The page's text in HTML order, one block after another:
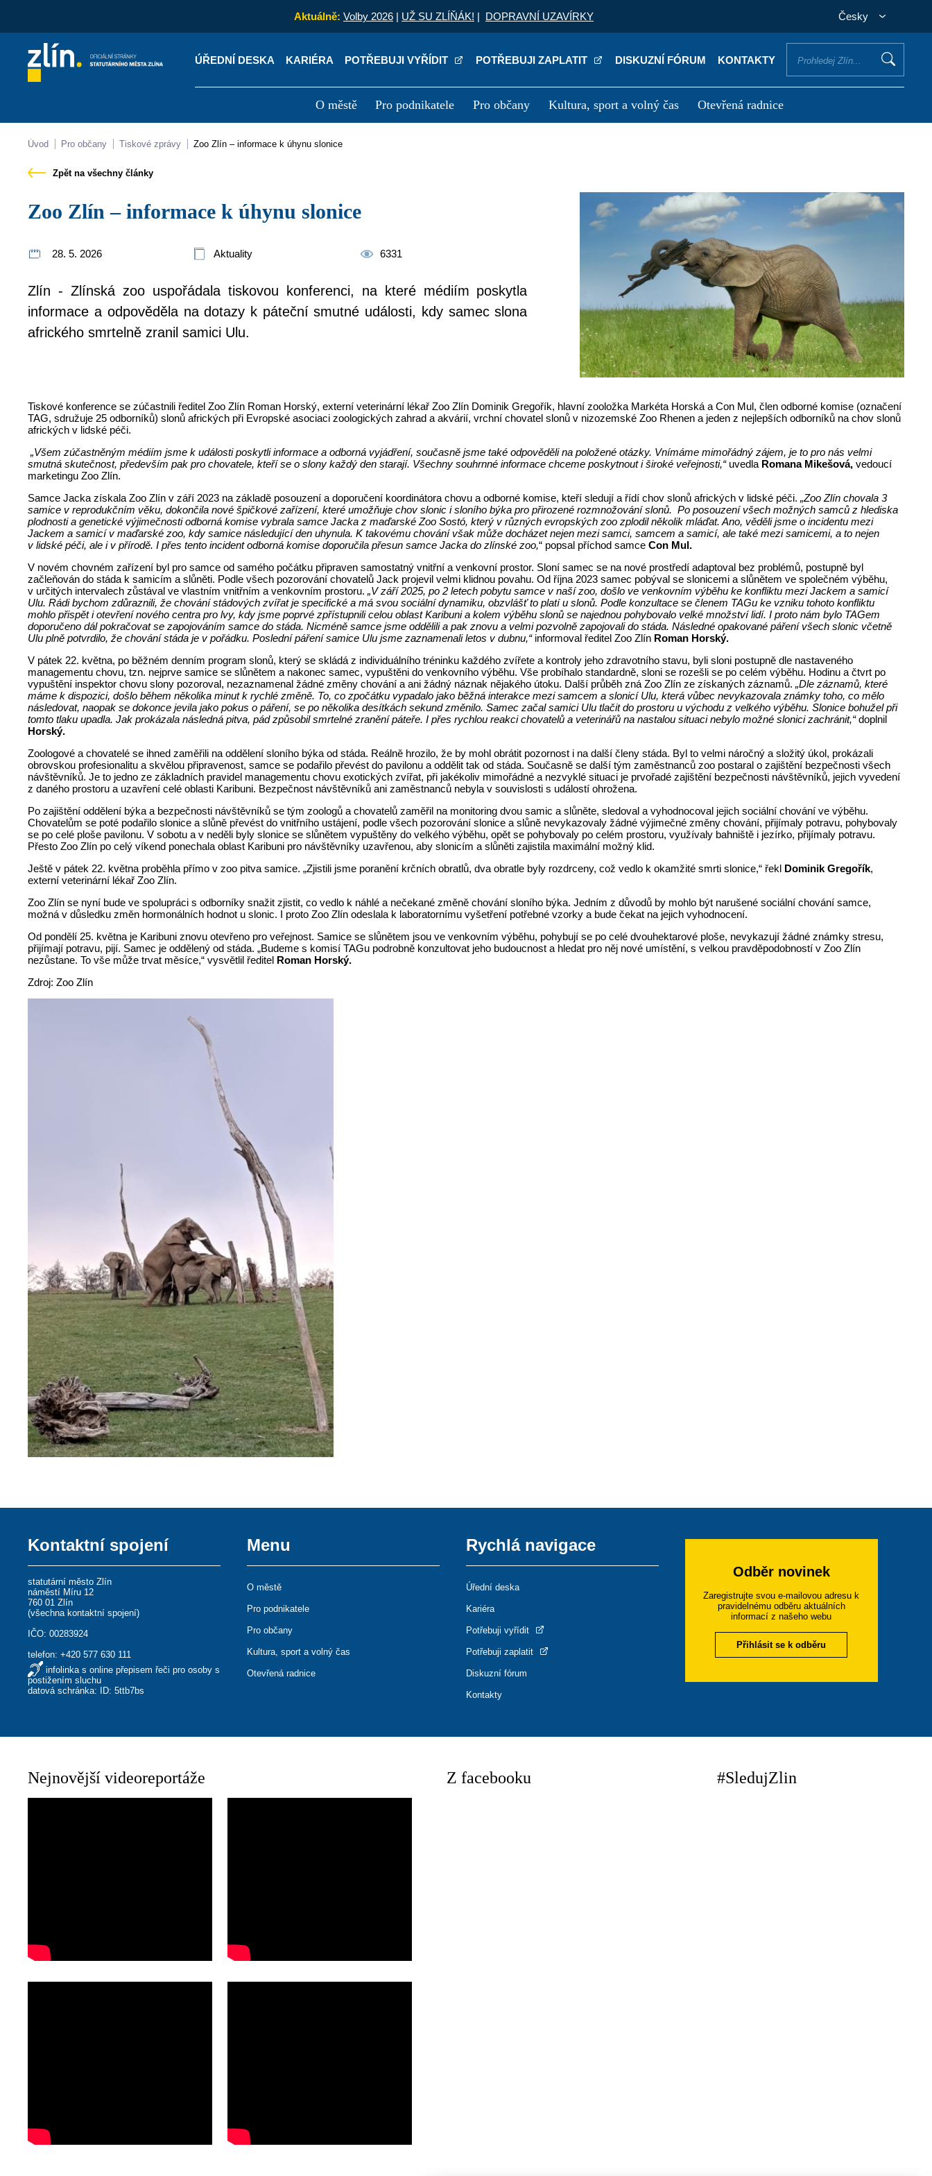
Aktuálně: Volby 2026 | UŽ SU ZLÍŇÁK! | DOPRAVNÍ UZAVÍRKY Česky
ÚŘEDNÍ DESKA KARIÉRA POTŘEBUJI VYŘÍDIT POTŘEBUJI ZAPLATIT DISKUZNÍ FÓRUM KONTAKTY
O městě Pro podnikatele Pro občany Kultura, sport a volný čas Otevřená radnice
Kontakty Úřední deska
Úvod Pro občany Tiskové zprávy Zoo Zlín – informace k úhynu slonice
Zpět na všechny články
Zoo Zlín – informace k úhynu slonice
28. 5. 2026 Aktuality 6331
Zlín - Zlínská zoo uspořádala tiskovou konferenci, na které médiím poskytla
informace a odpověděla na dotazy k páteční smutné události, kdy samec slona
afrického smrtelně zranil samici Ulu.
Tiskové konference se zúčastnili ředitel Zoo Zlín Roman Horský, externí veterinární lékař Zoo Zlín Dominik Gregořík, hlavní zooložka Markéta Horská a Con Mul, člen odborné komise (označení
TAG, sdružuje 25 odborníků) slonů afrických při Evropské asociaci zoologických zahrad a akvárií, vrchní chovatel slonů v nizozemské Zoo Rhenen a jeden z nejlepších odborníků na chov slonů
afrických v lidské péči.
„Všem zúčastněným médiím jsme k události poskytli informace a odborná vyjádření, současně jsme také odpověděli na položené otázky. Vnímáme mimořádný zájem, je to pro nás velmi
smutná skutečnost, především pak pro chovatele, kteří se o slony každý den starají. Všechny souhrnné informace chceme poskytnout i široké veřejnosti,“uvedla Romana Mikešová,vedoucí
marketingu Zoo Zlín.
Samce Jacka získala Zoo Zlín v září 2023 na základě posouzení a doporučení koordinátora chovu a odborné komise, kteří sledují a řídí chov slonů afrických v lidské péči.„Zoo Zlín chovala 3
samice v reprodukčním věku, dokončila nové špičkové zařízení, které umožňuje chov slonic i sloního býka pro přirozené rozmnožování slonů. Po posouzení všech možných samců z hlediska
plodnosti a genetické výjimečnosti odborná komise vybrala samce Jacka z maďarské Zoo Sostó, který v různých evropských zoo zplodil několik mláďat. Ano, věděli jsme o incidentu mezi
Jackem a samicí v maďarské zoo, kdy samice následující den uhynula. K takovému chování však může docházet nejen mezi samci, samcem a samicí, ale také mezi samicemi, a to nejen
v lidské péči, ale i v přírodě. I přes tento incident odborná komise doporučila přesun samce Jacka do zlínské zoo,“ popsal příchod samceCon Mul.
V novém chovném zařízení byl pro samce od samého počátku připraven samostatný vnitřní a venkovní prostor. Sloní samec se na nové prostředí adaptoval bez problémů, postupně byl
začleňován do stáda k samicím a slůněti. Podle všech pozorování chovatelů Jack projevil velmi klidnou povahu. Od října 2023 samec pobýval se slonicemi a slůnětem ve společném výběhu,
v určitých intervalech zůstával ve vlastním vnitřním a venkovním prostoru.„V září 2025, po 2 letech pobytu samce v naší zoo, došlo ve venkovním výběhu ke konfliktu mezi Jackem a samicí
Ulu. Rádi bychom zdůraznili, že chování stádových zvířat je specifické a má svou sociální dynamiku, obzvlášť to platí u slonů. Podle konzultace se členem TAGu ke vzniku tohoto konfliktu
mohlo přispět i otevření nového centra pro lvy, kdy jsme poprvé zpřístupnili celou oblast Karibuni a kolem výběhu slonů se najednou pohybovalo velké množství lidí. I proto nám bylo TAGem
doporučeno dál pokračovat se zapojováním samce do stáda. Nicméně samce jsme oddělili a pak znovu a velmi pozvolně zapojovali do stáda. Následné opakované páření všech slonic včetně
Ulu plně potvrdilo, že chování stáda je v pořádku. Poslední páření samice Ulu jsme zaznamenali letos v dubnu,“informoval ředitel Zoo Zlín Roman Horský.
V pátek 22. května, po běžném denním program slonů, který se skládá z individuálního tréninku každého zvířete a kontroly jeho zdravotního stavu, byli sloni postupně dle nastaveného
managementu chovu, tzn. nejprve samice se slůnětem a nakonec samec, vypuštěni do venkovního výběhu. Vše probíhalo standardně, sloni se rozešli se po celém výběhu. Hodinu a čtvrt po
vypuštění inspektor chovu slony pozoroval, nezaznamenal žádné změny chování a ani žádný náznak nějakého útoku. Další průběh zná Zoo Zlín ze získaných záznamů.„Dle záznamů, které
máme k dispozici, došlo během několika minut k rychlé změně. To, co zpočátku vypadalo jako běžná interakce mezi samcem a slonicí Ulu, která vůbec nevykazovala známky toho, co mělo
následovat, naopak se dokonce jevila jako pokus o páření, se po několika desítkách sekund změnilo. Samec začal samici Ulu tlačit do prostoru u východu z velkého výběhu. Slonice bohužel při
tomto tlaku upadla. Jak prokázala následná pitva, pád způsobil smrtelné zranění páteře. I přes rychlou reakci chovatelů a veterinářů na nastalou situaci nebylo možné slonici zachránit,“doplnil
Horský.
Zoologové a chovatelé se ihned zaměřili na oddělení sloního býka od stáda. Reálně hrozilo, že by mohl obrátit pozornost i na další členy stáda. Byl to velmi náročný a složitý úkol, prokázali
obrovskou profesionalitu a skvělou připravenost, samce se podařilo převést do pavilonu a oddělit tak od stáda. Současně se další tým zaměstnanců zoo postaral o zajištění bezpečnosti všech
návštěvníků. Je to jedno ze základních pravidel managementu chovu exotických zvířat, při jakékoliv mimořádné a nezvyklé situaci je prvořadé zajištění bezpečnosti návštěvníků, jejich vyvedení
z daného prostoru a uzavření celé oblasti Karibuni. Bezpečnost návštěvníků ani zaměstnanců nebyla v souvislosti s událostí ohrožena.
Po zajištění oddělení býka a bezpečnosti návštěvníků se tým zoologů a chovatelů zaměřil na monitoring dvou samic a slůněte, sledoval a vyhodnocoval jejich sociální chování ve výběhu.
Chovatelům se poté podařilo slonice a slůně převést do vnitřního ustájení, podle všech pozorování slonice a slůně nevykazovaly žádné výjimečné změny chování, přijímaly potravu, pohybovaly
se po celé ploše pavilonu. V sobotu a v neděli byly slonice se slůnětem vypuštěny do velkého výběhu, opět se pohybovaly po celém prostoru, využívaly bahniště i jezírko, přijímaly potravu.
Přesto Zoo Zlín po celý víkend ponechala oblast Karibuni pro návštěvníky uzavřenou, aby slonicím a slůněti zajistila maximální možný klid.
Ještě v pátek 22. května proběhla přímo v zoo pitva samice. „Zjistili jsme poranění krčních obratlů, dva obratle byly rozdrceny, což vedlo k okamžité smrti slonice,“ řekl Dominik Gregořík,
externí veterinární lékař Zoo Zlín.
Zoo Zlín se nyní bude ve spolupráci s odborníky snažit zjistit, co vedlo k náhlé a nečekané změně chování sloního býka. Jedním z důvodů by mohlo být narušené sociální chování samce,
možná v důsledku změn hormonálních hodnot u slonic. I proto Zoo Zlín odeslala k laboratornímu vyšetření potřebné vzorky a bude čekat na jejich vyhodnocení.
Od pondělí 25. května je Karibuni znovu otevřeno pro veřejnost. Samice se slůnětem jsou ve venkovním výběhu, pohybují se po celé dvouhektarové ploše, nevykazují žádné známky stresu,
přijímají potravu, pijí. Samec je oddělený od stáda. „Budeme s komisí TAGu podrobně konzultovat jeho budoucnost a hledat pro něj nové umístění, s velkou pravděpodobností v Zoo Zlín
nezůstane. To vše může trvat měsíce,“ vysvětlil ředitel Roman Horský.
Zdroj: Zoo Zlín
Kontaktní spojení
statutární město Zlín
náměstí Míru 12
760 01 Zlín
(všechna kontaktní spojení)
IČO: 00283924
telefon:+420 577 630 111
infolinka s online přepisem řeči pro osoby s
postižením sluchu
datová schránka: ID: 5ttb7bs
Menu
O městě
Pro podnikatele
Pro občany
Kultura, sport a volný čas
Otevřená radnice
Rychlá navigace
Úřední deska
Kariéra
Potřebuji vyřídit
Potřebuji zaplatit
Diskuzní fórum
Kontakty
Odběr novinek
Zaregistrujte svou e-mailovou adresu k
pravidelnému odběru aktuálních
informací z našeho webu
Přihlásit se k odběru
Nejnovější videoreportáže Z facebooku #SledujZlin